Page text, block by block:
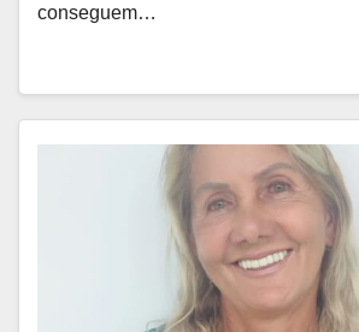
conseguem…